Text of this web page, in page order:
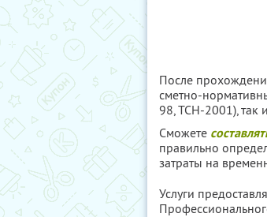
После
сметно-
98, ТСН-2001), так
Сможете
правильно
затраты на
Услуги